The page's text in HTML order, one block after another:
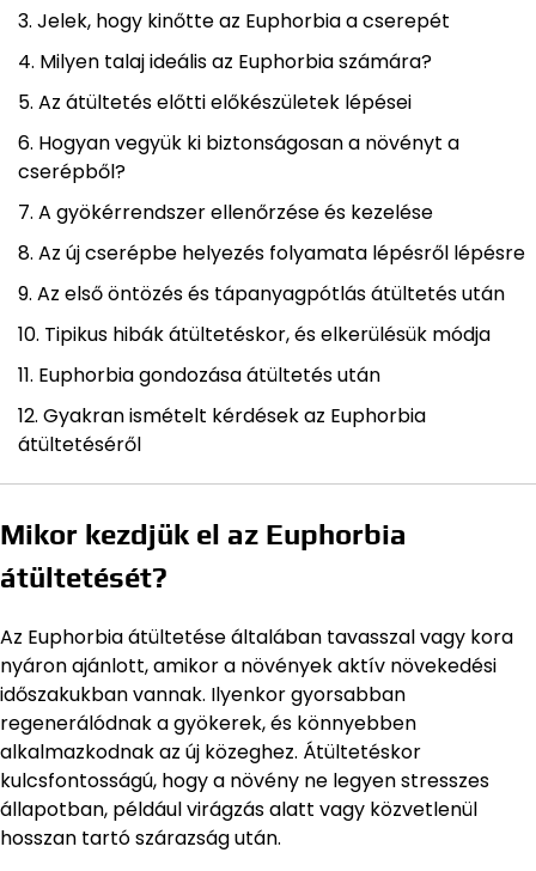
Jelek, hogy kinőtte az Euphorbia a cserepét
Milyen talaj ideális az Euphorbia számára?
Az átültetés előtti előkészületek lépései
Hogyan vegyük ki biztonságosan a növényt a
cserépből?
A gyökérrendszer ellenőrzése és kezelése
Az új cserépbe helyezés folyamata lépésről lépésre
Az első öntözés és tápanyagpótlás átültetés után
Tipikus hibák átültetéskor, és elkerülésük módja
Euphorbia gondozása átültetés után
Gyakran ismételt kérdések az Euphorbia
átültetéséről
Mikor kezdjük el az Euphorbia
átültetését?
Az Euphorbia átültetése általában tavasszal vagy kora
nyáron ajánlott, amikor a növények aktív növekedési
időszakukban vannak. Ilyenkor gyorsabban
regenerálódnak a gyökerek, és könnyebben
alkalmazkodnak az új közeghez. Átültetéskor
kulcsfontosságú, hogy a növény ne legyen stresszes
állapotban, például virágzás alatt vagy közvetlenül
hosszan tartó szárazság után.